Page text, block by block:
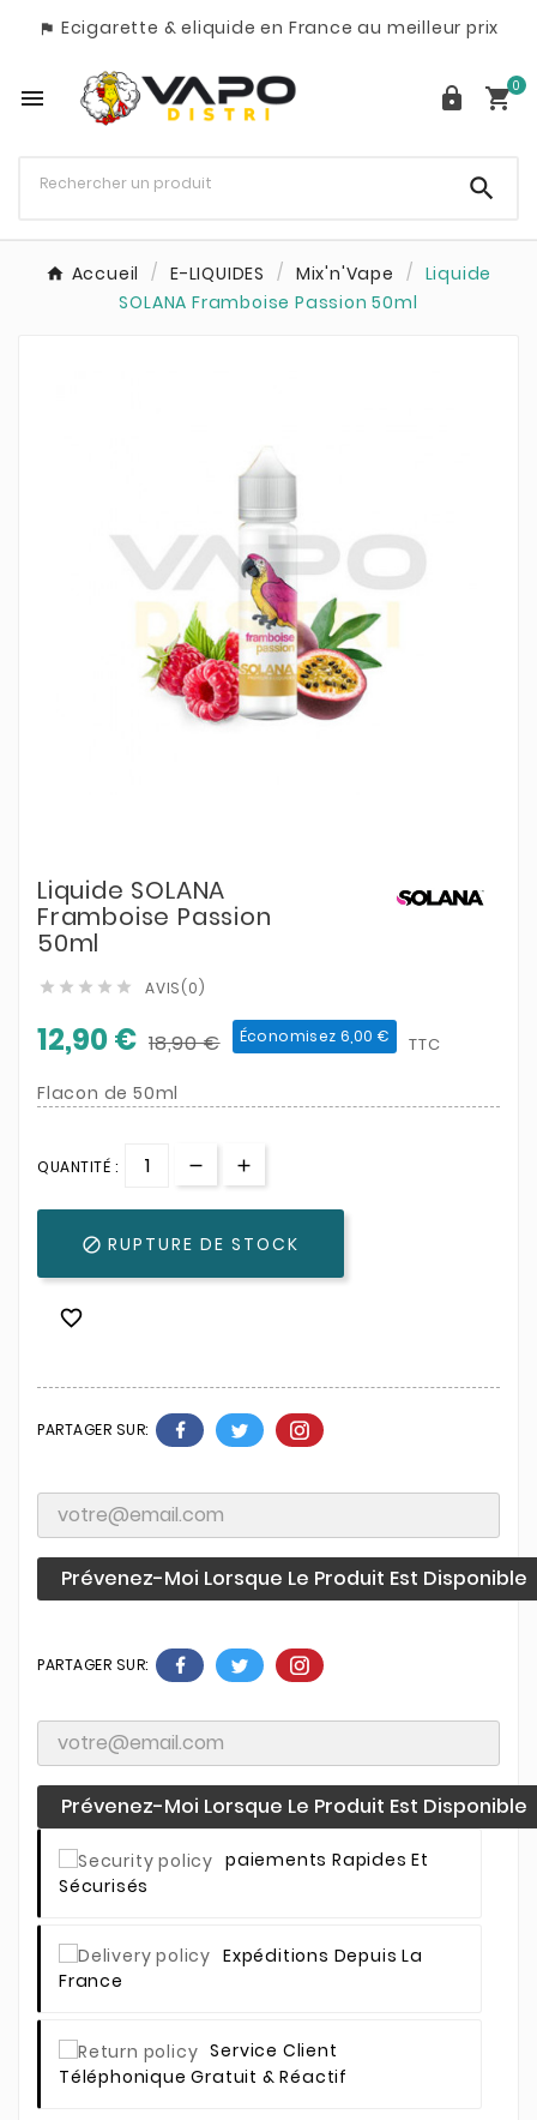
 Ecigarette & eliquide en France au meilleur prix
  0

Accueil E-LIQUIDES Mix'n'Vape
Liquide
SOLANA Framboise Passion 50ml
Liquide SOLANA
Framboise Passion
50ml
     AVIS(0)
12,90 € 18,90 € Économisez 6,00 € TTC
Flacon de 50ml
QUANTITÉ :
 RUPTURE DE STOCK

PARTAGER SUR:
Prévenez-Moi Lorsque Le Produit Est Disponible
PARTAGER SUR:
Prévenez-Moi Lorsque Le Produit Est Disponible
Paiements Rapides Et
Sécurisés
Expéditions Depuis La
France
Service Client
Téléphonique Gratuit & Réactif